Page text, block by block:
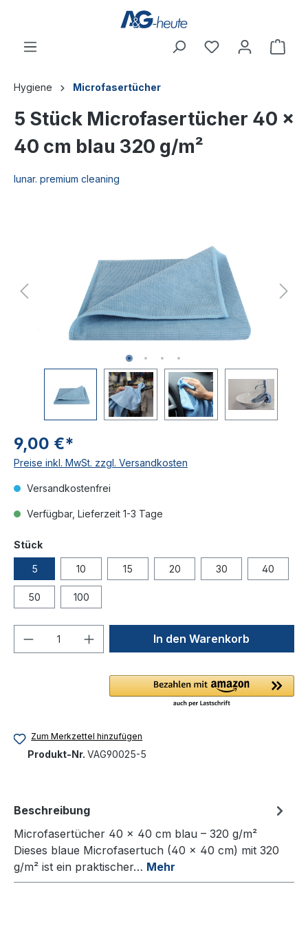
Hygiene Microfasertücher
5 Stück Microfasertücher 40 x
40 cm blau 320 g/m²
lunar. premium cleaning
9,00 €*
Preise inkl. MwSt. zzgl. Versandkosten
Versandkostenfrei
Verfügbar, Lieferzeit 1-3 Tage
Stück
5 10 15 20 30 40
50 100
Produkt Anzahl: Gib denIn den Warenkorb
Zum Merkzettel hinzufügen
Produkt-Nr. VAG90025-5
Beschreibung
Microfasertücher 40 x 40 cm blau – 320 g/m²
Dieses blaue Microfasertuch (40 x 40 cm) mit 320
g/m² ist ein praktischer… Mehr